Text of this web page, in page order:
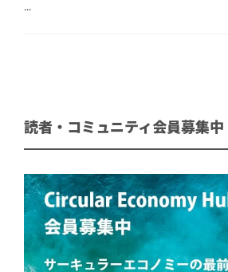
...
読者・コミュニティ会員募集中